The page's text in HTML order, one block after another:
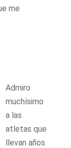
me
Admiro
muchísimo
a las
atletas que
llevan años